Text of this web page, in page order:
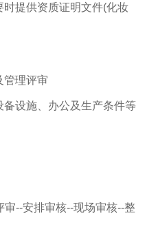
提供资质证明文件(化妆
理评审
设施、办公及生产条件等
--安排审核--现场审核--整